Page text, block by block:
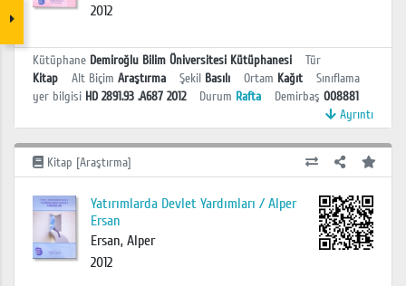
2012
Kütüphane Demiroğlu Bilim Üniversitesi Kütüphanesi
Tür
Kitap
Alt Biçim Araştırma Şekil Basılı Ortam Kağıt
Sınıflama
yer bilgisi HD 2891.93 .A687 2012 Durum Rafta Demirbaş 008881
Ayrıntı
Kitap [Araştırma]
Yatırımlarda Devlet Yardımları / Alper
Ersan
Ersan, Alper
2012